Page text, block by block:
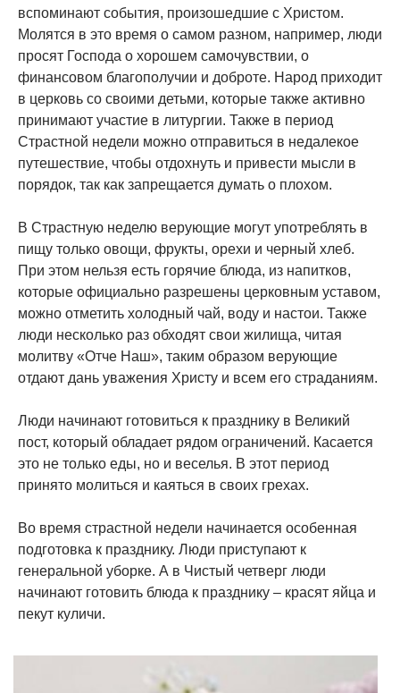
вспоминают события, произошедшие с Христом.
Молятся в это время о самом разном, например, люди
просят Господа о хорошем самочувствии, о
финансовом благополучии и доброте. Народ приходит
в церковь со своими детьми, которые также активно
принимают участие в литургии. Также в период
Страстной недели можно отправиться в недалекое
путешествие, чтобы отдохнуть и привести мысли в
порядок, так как запрещается думать о плохом.
В Страстную неделю верующие могут употреблять в
пищу только овощи, фрукты, орехи и черный хлеб.
При этом нельзя есть горячие блюда, из напитков,
которые официально разрешены церковным уставом,
можно отметить холодный чай, воду и настои. Также
люди несколько раз обходят свои жилища, читая
молитву «Отче Наш», таким образом верующие
отдают дань уважения Христу и всем его страданиям.
Люди начинают готовиться к празднику в Великий
пост, который обладает рядом ограничений. Касается
это не только еды, но и веселья. В этот период
принято молиться и каяться в своих грехах.
Во время страстной недели начинается особенная
подготовка к празднику. Люди приступают к
генеральной уборке. А в Чистый четверг люди
начинают готовить блюда к празднику – красят яйца и
пекут куличи.